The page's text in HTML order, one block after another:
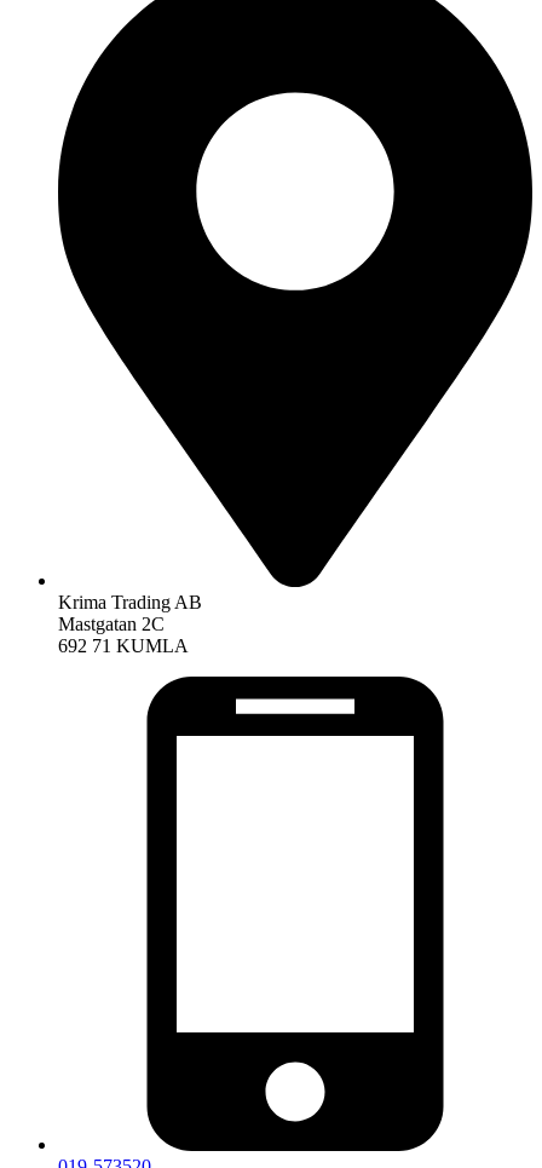
Krima Trading AB
Mastgatan 2C
692 71 KUMLA